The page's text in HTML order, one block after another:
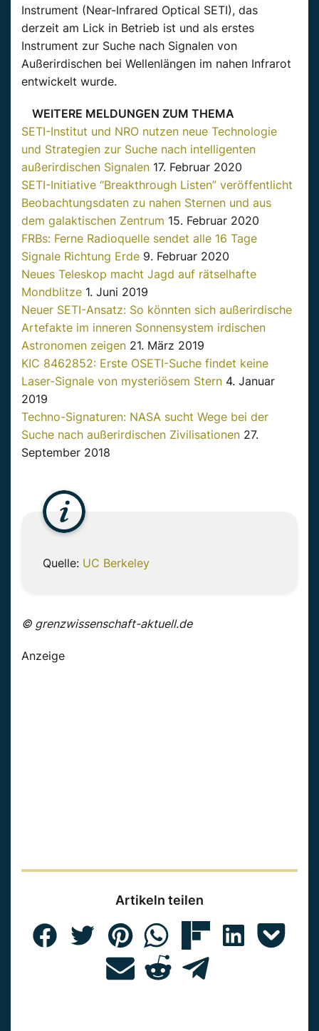
Instrument (Near-Infrared Optical SETI), das
derzeit am Lick in Betrieb ist und als erstes
Instrument zur Suche nach Signalen von
Außerirdischen bei Wellenlängen im nahen Infrarot
entwickelt wurde.
WEITERE MELDUNGEN ZUM THEMA
SETI-Institut und NRO nutzen neue Technologie
und Strategien zur Suche nach intelligenten
außerirdischen Signalen 17. Februar 2020
SETI-Initiative “Breakthrough Listen” veröffentlicht
Beobachtungsdaten zu nahen Sternen und aus
dem galaktischen Zentrum 15. Februar 2020
FRBs: Ferne Radioquelle sendet alle 16 Tage
Signale Richtung Erde 9. Februar 2020
Neues Teleskop macht Jagd auf rätselhafte
Mondblitze 1. Juni 2019
Neuer SETI-Ansatz: So könnten sich außerirdische
Artefakte im inneren Sonnensystem irdischen
Astronomen zeigen 21. März 2019
KIC 8462852: Erste OSETI-Suche findet keine
Laser-Signale von mysteriösem Stern 4. Januar
2019
Techno-Signaturen: NASA sucht Wege bei der
Suche nach außerirdischen Zivilisationen 27.
September 2018
Quelle: UC Berkeley
© grenzwissenschaft-aktuell.de
Anzeige
Artikeln teilen